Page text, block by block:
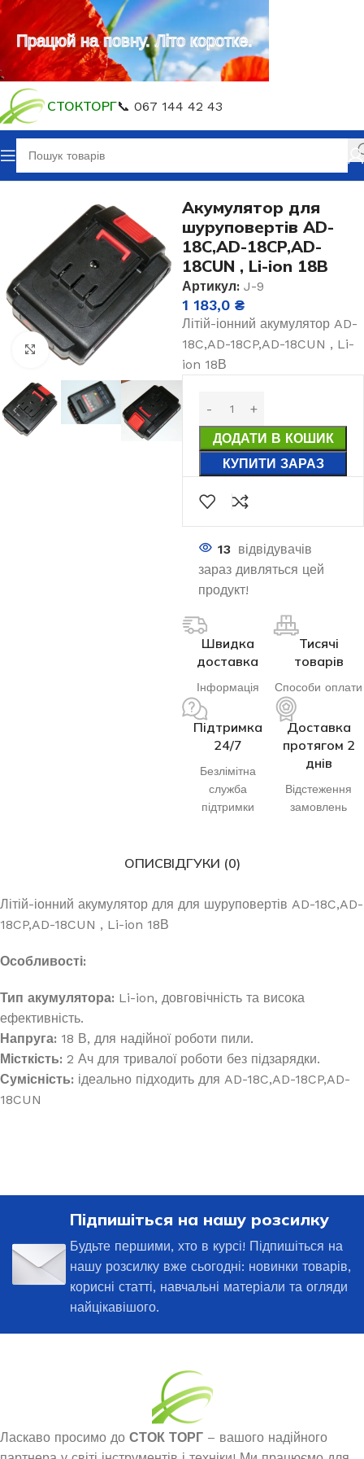
СТОКТОРГ📞 067 144 42 43
Головна Акумулятори для інструментів
Клацніть, щоб збільшити
Акумулятор для
шуруповертів AD-
18C,AD-18CP,AD-
18CUN , Li-ion 18В
Артикул: J-9
1 183,0 ₴
Літій-іонний акумулятор AD-
18C,AD-18CP,AD-18CUN , Li-
ion 18В
ДОДАТИ В КОШИК
КУПИТИ ЗАРАЗ
13 відвідувачів
зараз дивляться цей
продукт!
Швидка
доставка
Інформація
Тисячі
товарів
Способи оплати
Підтримка
24/7
Безлімітна
служба
підтримки
Доставка
протягом 2
днів
Відстеження
замовлень
ОПИСВІДГУКИ (0)
Літій-іонний акумулятор для для шуруповертів AD-18C,AD-
18CP,AD-18CUN , Li-ion 18В
Особливості:
Тип акумулятора: Li-ion, довговічність та висока
ефективність.
Напруга: 18 В, для надійної роботи пили.
Місткість: 2 Ач для тривалої роботи без підзарядки.
Сумісність: ідеально підходить для AD-18C,AD-18CP,AD-
18CUN
Підпишіться на нашу розсилку
Будьте першими, хто в курсі! Підпишіться на
нашу розсилку вже сьогодні: новинки товарів,
корисні статті, навчальні матеріали та огляди
найцікавішого.
Ласкаво просимо до СТОК ТОРГ – вашого надійного
Працюй на повну. Літо коротке.